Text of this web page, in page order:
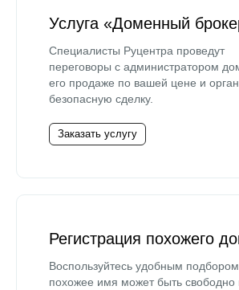
Услуга «Доменный
Специалисты Руцентра проведут
переговоры с администратором
его продаже по вашей цене и
безопасную сделку.
Заказать услугу
Регистрация похожего
Воспользуйтесь удобным
похожее имя может быть свободно